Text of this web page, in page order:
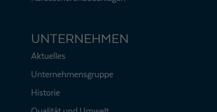
UNTERNEHMEN
Aktuelles
Unternehmensgruppe
Historie